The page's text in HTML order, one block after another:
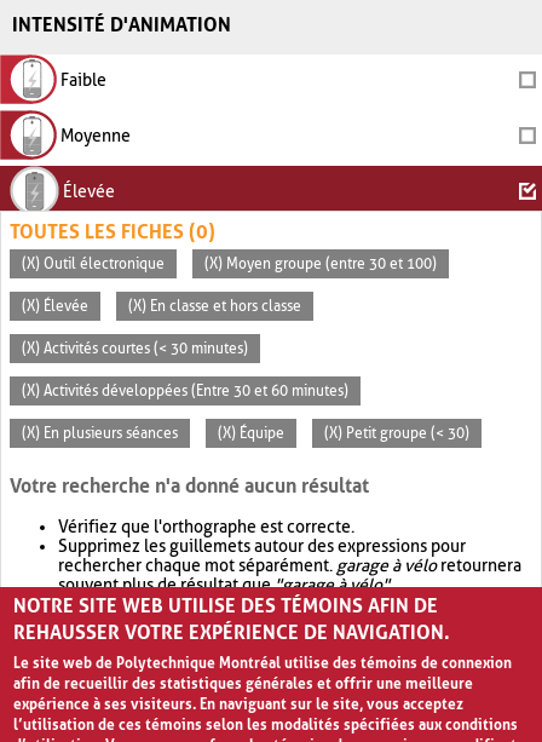
INTENSITÉ D'ANIMATION
Faible
Moyenne
Élevée
TOUTES LES FICHES (0)
(X) Outil électronique (X) Moyen groupe (entre 30 et 100)
(X) Élevée (X) En classe et hors classe
(X) Activités courtes (< 30 minutes)
(X) Activités développées (Entre 30 et 60 minutes)
(X) En plusieurs séances (X) Équipe (X) Petit groupe (< 30)
Votre recherche n'a donné aucun résultat
Vérifiez que l'orthographe est correcte.
Supprimez les guillemets autour des expressions pour
rechercher chaque mot séparément. garage à véloretournera
souvent plus de résultat que"garage à vélo".
Envisagez d'élargir votre recherche avec OR.garage OR vélo
retournera souvent plus de résultat quegarage à vélo
NOTRE SITE WEB UTILISE DES TÉMOINS AFIN DE
REHAUSSER VOTRE EXPÉRIENCE DE NAVIGATION.
Le site web de Polytechnique Montréal utilise des témoins de connexion
afin de recueillir des statistiques générales et offrir une meilleure
expérience à ses visiteurs. En naviguant sur le site, vous acceptez
l’utilisation de ces témoins selon les modalités spécifiées aux conditions